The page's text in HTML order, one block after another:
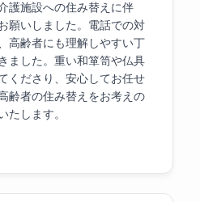
護施設への住み替えに伴
願いしました。電話での対
高齢者にも理解しやすい丁
ました。重い和箪笥や仏具
くださり、安心してお任せ
齢者の住み替えをお考えの
たします。